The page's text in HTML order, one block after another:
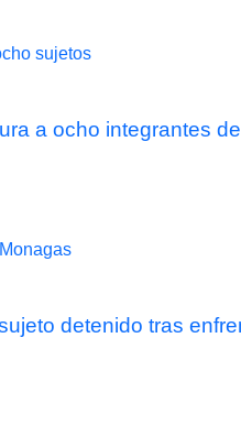
a ocho integrantes
detenido tras